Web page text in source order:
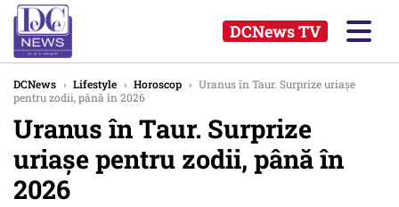
DCNews TV
DCNews › Lifestyle › Horoscop › Uranus în Taur. Surprize uriașe
pentru zodii, până în 2026
Uranus în Taur. Surprize
uriașe pentru zodii, până în
2026